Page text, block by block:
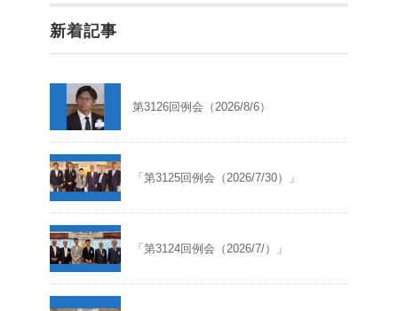
新着記事
第3126回例会（2026/8/6）
「第3125回例会（2026/7/30）」
「第3124回例会（2026/7/）」